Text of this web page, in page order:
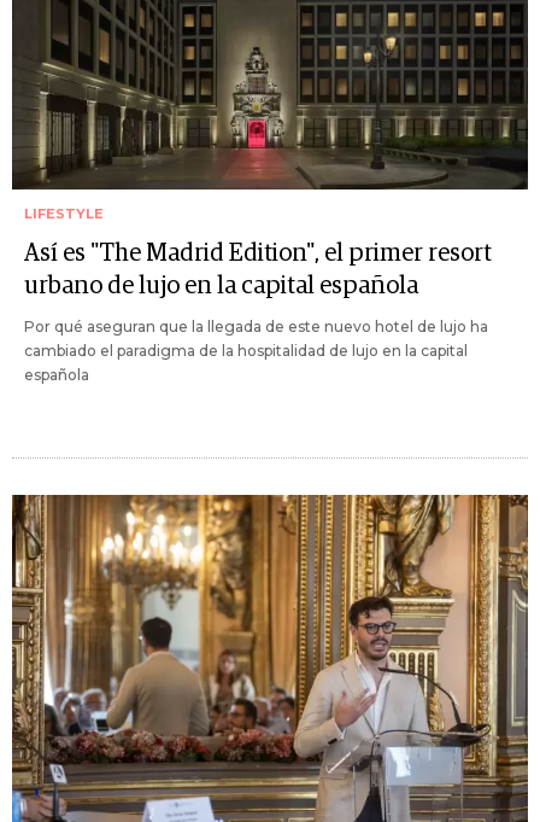
LIFESTYLE
Así es "The Madrid Edition", el primer resort
urbano de lujo en la capital española
Por qué aseguran que la llegada de este nuevo hotel de lujo ha
cambiado el paradigma de la hospitalidad de lujo en la capital
española